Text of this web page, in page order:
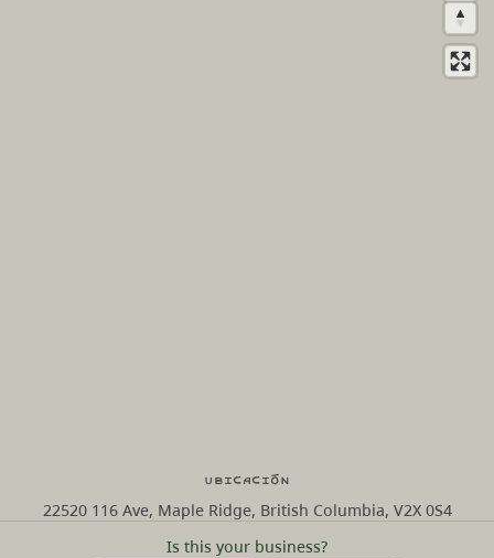
Is this your business?
Ubicación
22520 116 Ave, Maple Ridge, British Columbia, V2X 0S4